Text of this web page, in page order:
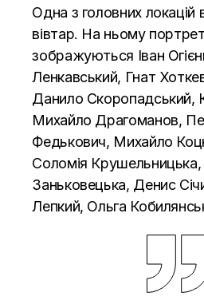
Одна з головних локацій
вівтар. На ньому
зображуються Іван
Ленкавський, Гнат
Данило Скоропадський,
Михайло Драгоманов,
Федькович, Михайло
Соломія
Заньковецька, Денис
Лепкий, Ольга